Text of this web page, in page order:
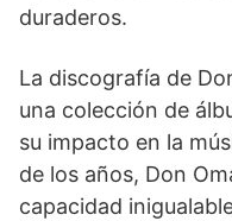
duraderos.
La discografía de
una colección de
su impacto en la
de los años, Don
capacidad